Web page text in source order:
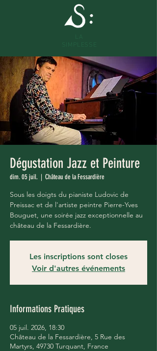
Dégustation Jazz et Peinture
dim. 05 juil.
  |
Château de la Fessardière
Sous les doigts du pianiste Ludovic de
Preissac et de l'artiste peintre Pierre-Yves
Bouguet, une soirée jazz exceptionnelle au
château de la Fessardière.
Les inscriptions sont closes
Voir d'autres événements
Informations Pratiques
05 juil. 2026, 18:30
Château de la Fessardière, 5 Rue des
Martyrs, 49730 Turquant, France